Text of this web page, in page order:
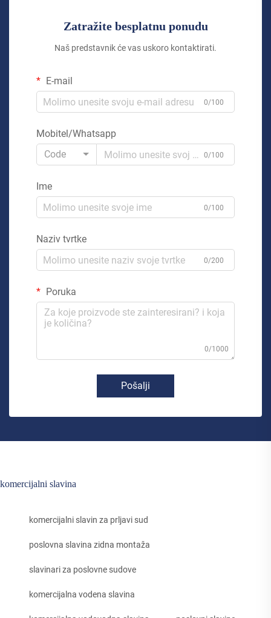
Zatražite besplatnu ponudu
Naš predstavnik će vas uskoro kontaktirati.
E-mail
0/100
Mobitel/Whatsapp
Code
0/100
Ime
0/100
Naziv tvrtke
0/200
Poruka
0/1000
Pošalji
komercijalni slavina
komercijalni slavin za prljavi sud
poslovna slavina zidna montaža
slavinari za poslovne sudove
komercijalna vodena slavina